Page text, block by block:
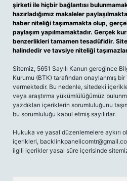
şirketi ile hiçbir bağlantısı
hazırladığımız makaleler
haber niteliği taşımamakta olup,
paylaşım yapılmamaktadır. Gerçek
benzerlikleri tamamen tesadüfidir.
halindedir ve tavsiye niteliği
Sitemiz, 5651 Sayılı Kanun gereğince
Kurumu (BTK) tarafından onaylanmış
vermektedir. Bu nedenle, sitedeki
veya araştırma yükümlülüğümüz
yazdıkları içeriklerin sorumluluğunu
bu sorumluluğu kabul etmiş sayılırlar.
Hukuka ve yasal düzenlemelere aykırı
içerikleri,
ilgili içerikler yasal süre içerisinde